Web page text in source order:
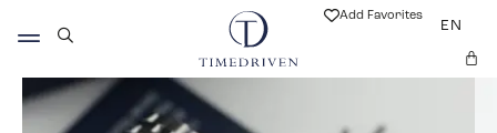
Add Favorites
EN